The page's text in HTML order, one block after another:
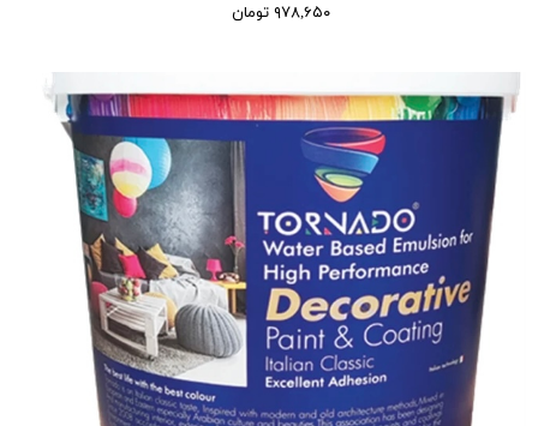
۹۷۸,۶۵۰ تومان